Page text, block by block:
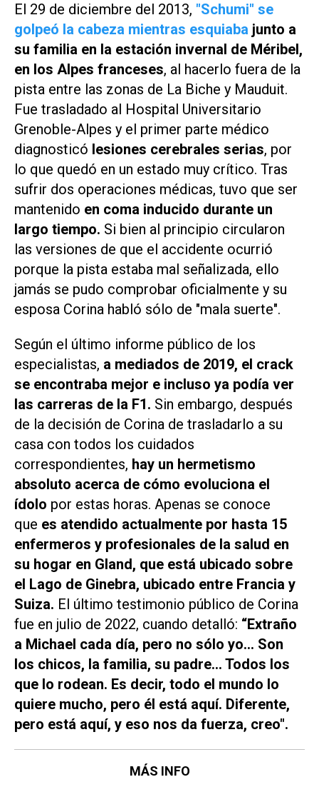
El 29 de diciembre del 2013, "Schumi" se
golpeó la cabeza mientras esquiaba junto a
su familia en la estación invernal de Méribel,
en los Alpes franceses, al hacerlo fuera de la
pista entre las zonas de La Biche y Mauduit.
Fue trasladado al Hospital Universitario
Grenoble-Alpes y el primer parte médico
diagnosticó lesiones cerebrales serias, por
lo que quedó en un estado muy crítico. Tras
sufrir dos operaciones médicas, tuvo que ser
mantenido en coma inducido durante un
largo tiempo. Si bien al principio circularon
las versiones de que el accidente ocurrió
porque la pista estaba mal señalizada, ello
jamás se pudo comprobar oficialmente y su
esposa Corina habló sólo de "mala suerte".
Según el último informe público de los
especialistas, a mediados de 2019, el crack
se encontraba mejor e incluso ya podía ver
las carreras de la F1. Sin embargo, después
de la decisión de Corina de trasladarlo a su
casa con todos los cuidados
correspondientes, hay un hermetismo
absoluto acerca de cómo evoluciona el
ídolo por estas horas. Apenas se conoce
que es atendido actualmente por hasta 15
enfermeros y profesionales de la salud en
su hogar en Gland, que está ubicado sobre
el Lago de Ginebra, ubicado entre Francia y
Suiza. El último testimonio público de Corina
fue en julio de 2022, cuando detalló: “Extraño
a Michael cada día, pero no sólo yo... Son
los chicos, la familia, su padre... Todos los
que lo rodean. Es decir, todo el mundo lo
quiere mucho, pero él está aquí. Diferente,
pero está aquí, y eso nos da fuerza, creo".
MÁS INFO